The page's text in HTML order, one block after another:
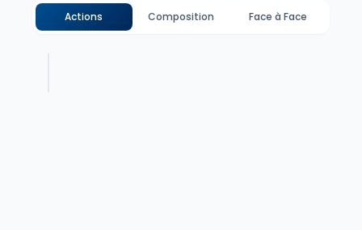
Actions Composition Face à Face